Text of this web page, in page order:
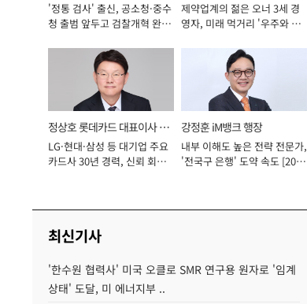
서관
'정통 검사' 출신, 공소청·중수
청 출범 앞두고 검찰개혁 완수
표이사 사장
제약업계의 젊은 오너 3세 경
영자, 미래 먹거리 '우주와 헬
정상호 롯데카드 대표이사 사
장
LG·현대·삼성 등 대기업 주요
카드사 30년 경력, 신뢰 회복
강정훈 iM뱅크 행장
내부 이해도 높은 전략 전문가,
'전국구 은행' 도약 속도 [2026
최신기사
'한수원 협력사' 미국 오클로 SMR 연구용 원자로 '임계
상태' 도달, 미 에너지부 ..